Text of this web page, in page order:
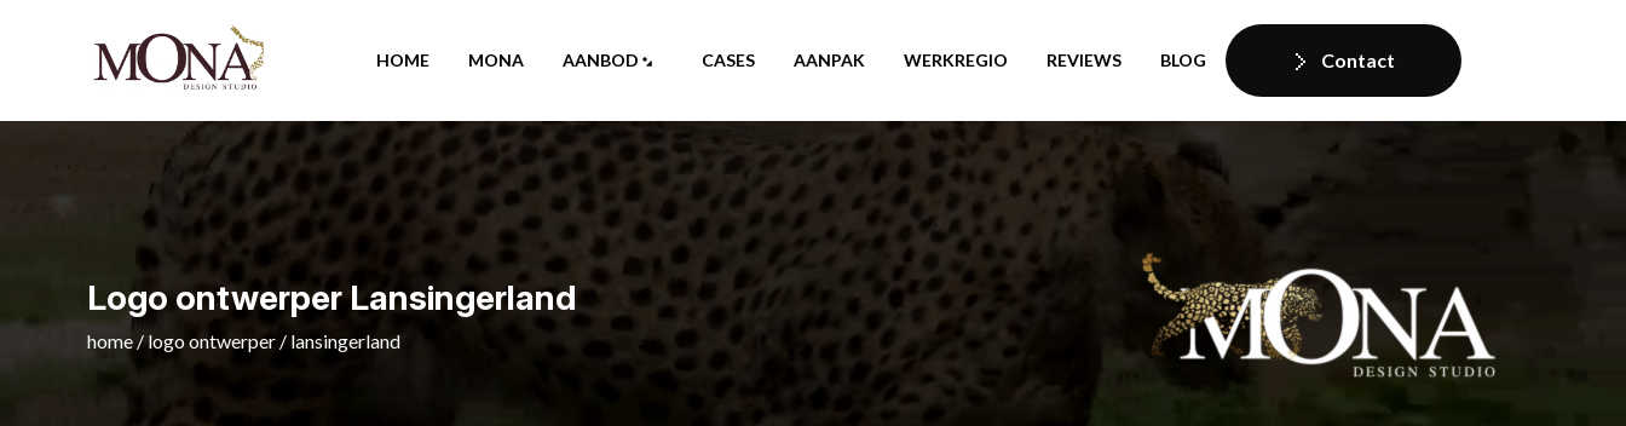
HOME MONA AANBOD CASES AANPAK WERKREGIO REVIEWS BLOG Contact
Logo ontwerper Lansingerland
home / logo ontwerper/ lansingerland